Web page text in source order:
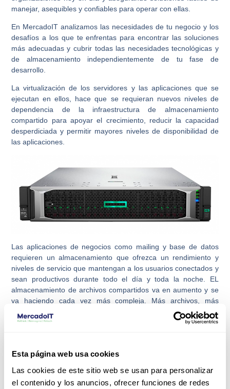
Esta página web usa cookies
Las cookies de este sitio web se usan para personalizar
el contenido y los anuncios, ofrecer funciones de redes
manejar, asequibles y confiables para operar con ellas.
En MercadoIT analizamos las necesidades de tu negocio y los
desafíos a los que te enfrentas para encontrar las soluciones
más adecuadas y cubrir todas las necesidades tecnológicas y
de almacenamiento independientemente de tu fase de
desarrollo.
La virtualización de los servidores y las aplicaciones que se
ejecutan en ellos, hace que se requieran nuevos niveles de
dependencia de la infraestructura de almacenamiento
compartido para apoyar el crecimiento, reducir la capacidad
desperdiciada y permitir mayores niveles de disponibilidad de
las aplicaciones.
Las aplicaciones de negocios como mailing y base de datos
requieren un almacenamiento que ofrezca un rendimiento y
niveles de servicio que mantengan a los usuarios conectados y
sean productivos durante todo el día y toda la noche. EL
almacenamiento de archivos compartidos va en aumento y se
va haciendo cada vez más compleja. Más archivos, más
usuarios y más dispositivos requieren una planificación
correcta y del almacenamiento adecuado.
vendidos hoy en día necesitan procesos de actualización
tres o cinco años afectando a gran parte de la tecnología,
dependiendo de la organización y el volumen de crecimiento